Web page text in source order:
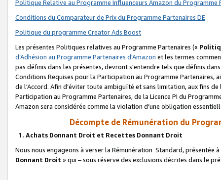
Politique Relative au Programme Influenceurs Amazon du Programme
Conditions du Comparateur de Prix du Programme Partenaires DE
Politique du programme Creator Ads Boost
Les présentes Politiques relatives au Programme Partenaires («
d’Adhésion au Programme Partenaires d'Amazon et les termes
pas définis dans les présentes, devront s'entendre tels que définis
Conditions Requises pour la Participation au Programme Partenaires,
de l'Accord. Afin d’éviter toute ambiguïté et sans limitation, aux fins
Participation au Programme Partenaires, de la Licence PI du
Amazon sera considérée comme la violation d’une obligation
Décompte de Rémunération du
1. Achats Donnant Droit et Recettes Donnant Droit
Nous nous engageons à verser la Rémunération Standard, présentée
Donnant Droit » qui – sous réserve des exclusions décrites dans le